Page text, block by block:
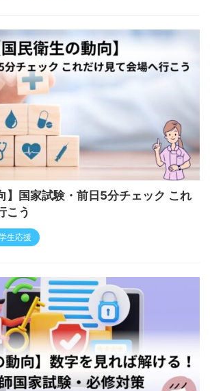
】国家試験・前日5分チェック これ
こう
生応援